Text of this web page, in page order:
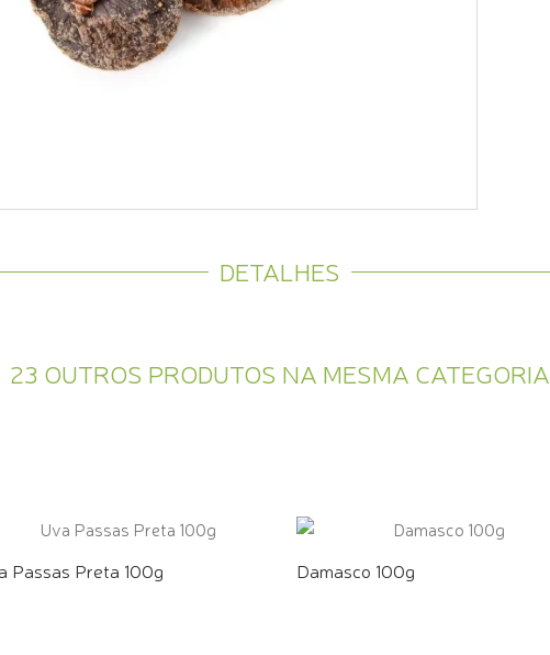
DETALHES
23 OUTROS PRODUTOS NA MESMA CATEGORIA
Passas Preta 100g Damasco 100g